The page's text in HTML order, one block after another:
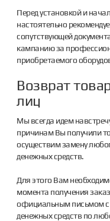
Перед установкой и
настоятельно
сопутствующей
кампанию за
приобретаемого
Возврат
лиц
Мы всегда идем
причинам Вы получили
осуществим замену
денежных средств.
Для этого Вам
момента получения
официальным письмом с
денежных средств по